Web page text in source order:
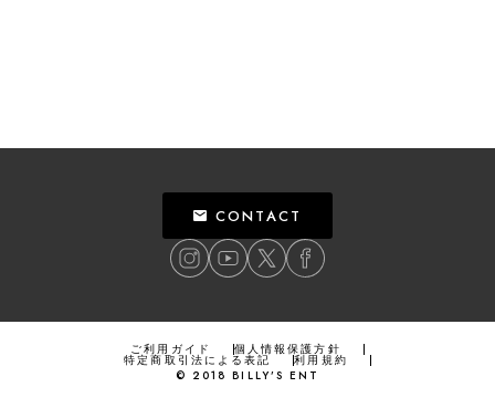
CONTACT
ご利用ガイド 個人情報保護方針
特定商取引法による表記
利用規約
© 2018 BILLY’S ENT